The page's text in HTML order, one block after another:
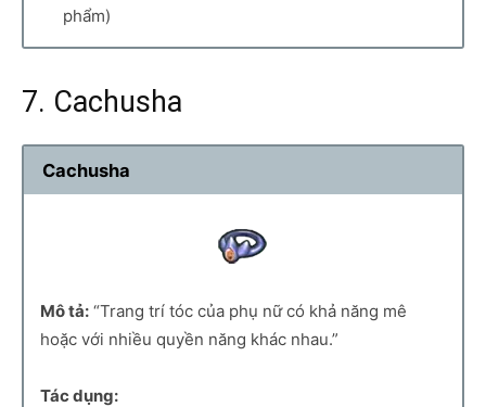
phẩm)
7. Cachusha
Cachusha
Mô tả: “Trang trí tóc của phụ nữ có khả năng mê
hoặc với nhiều quyền năng khác nhau.”
Tác dụng: